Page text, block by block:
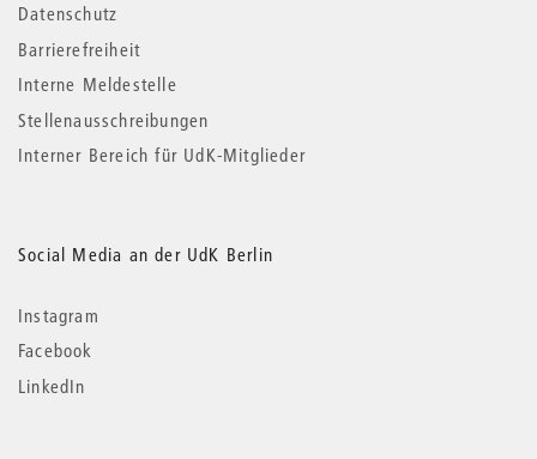
Datenschutz
Barrierefreiheit
Interne Meldestelle
Stellenausschreibungen
Interner Bereich für UdK-Mitglieder
Social Media an der UdK Berlin
Instagram
Facebook
LinkedIn